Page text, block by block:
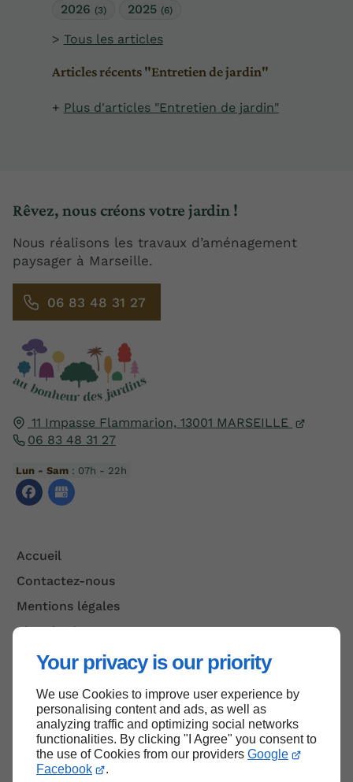
Your privacy is our priority
We use Cookies to improve user experience by
personalising content and ads, as well as
analyzing traffic and optimizing social networks
functionalities. By clicking "I Agree" you consent to
the use of Cookies from our providers Google
Facebook
.
2026 (3) 2025 (6)
Tous les articles
Articles récents "Entretien de jardin"
Plus d'articles "Entretien de jardin"
11 Impasse Flammarion, 13001 MARSEILLE
06 83 48 31 27
Lun - Sam : 07h - 22h
Accueil
Contactez-nous
Mentions légales
Plan du site
Rêvez, nous créons votre jardin !
Nous réalisons les travaux d’aménagement
paysager à Marseille.
06 83 48 31 27
Haut de page